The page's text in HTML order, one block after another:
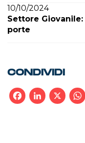
10/10/2024
Settore
porte
CONDIVIDI